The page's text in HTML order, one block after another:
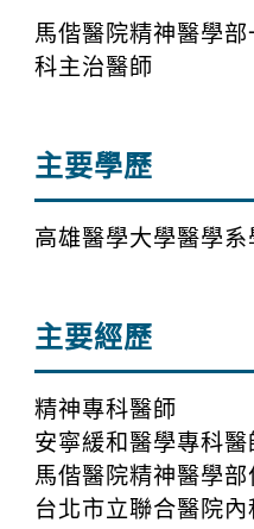
馬偕醫院精神醫學
科主治醫師
主要學歷
高雄醫學大學醫學系
主要經歷
精神專科醫師
安寧緩和醫學專科醫
馬偕醫院精神醫學
台北市立聯合醫院